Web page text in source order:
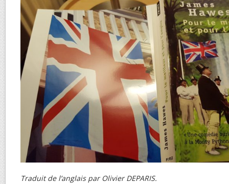
Traduit de l’anglais par Olivier DEPARIS.